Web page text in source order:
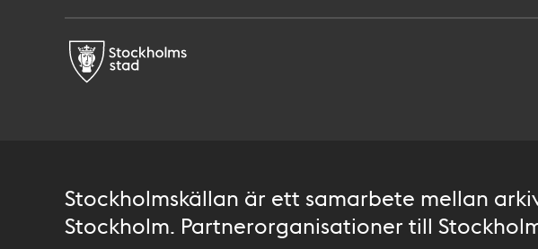
Stockholmskällan är ett samarbete mellan
Stockholm. Partnerorganisationer till